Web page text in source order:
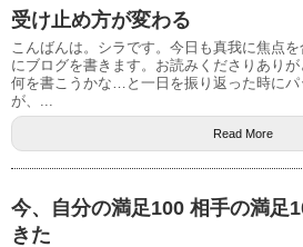
受け止め方が変わる
こんばんは。シラです。今日も真我に焦点
にブログを書きます。お読みくださりあり
何を書こうかな…と一日を振り返った時にパ
が、...
Read More
今、自分の満足100 相手の満足
きた